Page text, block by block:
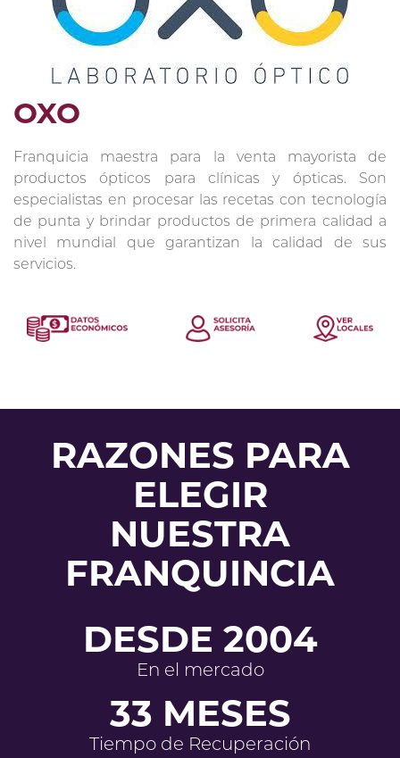
OXO
Franquicia maestra para la venta mayorista de
productos ópticos para clínicas y ópticas. Son
especialistas en procesar las recetas con tecnología
de punta y brindar productos de primera calidad a
nivel mundial que garantizan la calidad de sus
servicios.
RAZONES PARA
ELEGIR
NUESTRA
FRANQUINCIA
DESDE 2004
En el mercado
33 MESES
Tiempo de Recuperación